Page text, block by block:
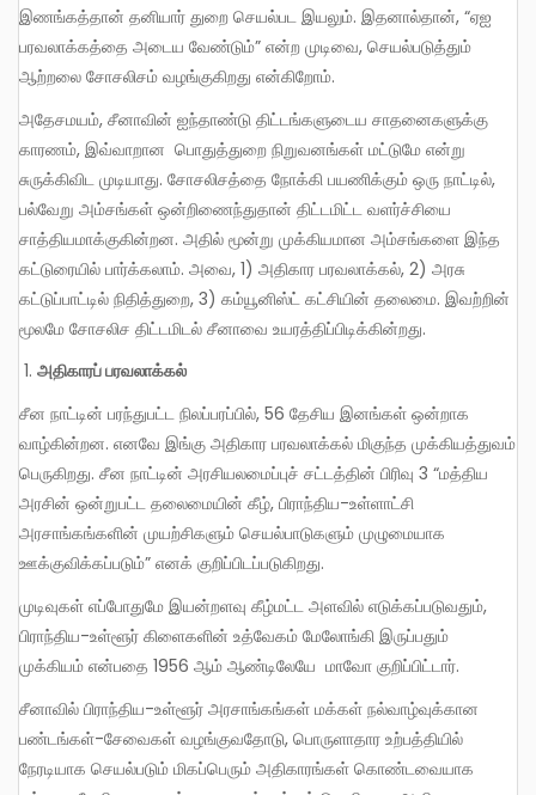
இணங்கத்தான் தனியார் துறை செயல்பட இயலும். இதனால்தான், “ஏஐ
பரவலாக்கத்தை அடைய வேண்டும்” என்ற முடிவை, செயல்படுத்தும்
ஆற்றலை சோசலிசம் வழங்குகிறது என்கிறோம்.
அதேசமயம், சீனாவின் ஐந்தாண்டு திட்டங்களுடைய சாதனைகளுக்கு
காரணம், இவ்வாறான பொதுத்துறை நிறுவனங்கள் மட்டுமே என்று
சுருக்கிவிட முடியாது. சோசலிசத்தை நோக்கி பயணிக்கும் ஒரு நாட்டில்,
பல்வேறு அம்சங்கள் ஒன்றிணைந்துதான் திட்டமிட்ட வளர்ச்சியை
சாத்தியமாக்குகின்றன. அதில் மூன்று முக்கியமான அம்சங்களை இந்த
கட்டுரையில் பார்க்கலாம். அவை, 1) அதிகார பரவலாக்கல், 2) அரசு
கட்டுப்பாட்டில் நிதித்துறை, 3) கம்யூனிஸ்ட் கட்சியின் தலைமை. இவற்றின்
மூலமே சோசலிச திட்டமிடல் சீனாவை உயரத்திப்பிடிக்கின்றது.
அதிகாரப் பரவலாக்கல்
சீன நாட்டின் பரந்துபட்ட நிலப்பரப்பில், 56 தேசிய இனங்கள் ஒன்றாக
வாழ்கின்றன. எனவே இங்கு அதிகார பரவலாக்கல் மிகுந்த முக்கியத்துவம்
பெருகிறது. சீன நாட்டின் அரசியலமைப்புச் சட்டத்தின் பிரிவு 3 “மத்திய
அரசின் ஒன்றுபட்ட தலைமையின் கீழ், பிராந்திய-உள்ளாட்சி
அரசாங்கங்களின் முயற்சிகளும் செயல்பாடுகளும் முழுமையாக
ஊக்குவிக்கப்படும்” எனக் குறிப்பிடப்படுகிறது.
முடிவுகள் எப்போதுமே இயன்றளவு கீழ்மட்ட அளவில் எடுக்கப்படுவதும்,
பிராந்திய-உள்ளூர் கிளைகளின் உத்வேகம் மேலோங்கி இருப்பதும்
முக்கியம் என்பதை 1956 ஆம் ஆண்டிலேயே மாவோ குறிப்பிட்டார்.
சீனாவில் பிராந்திய-உள்ளூர் அரசாங்கங்கள் மக்கள் நல்வாழ்வுக்கான
பண்டங்கள்-சேவைகள் வழங்குவதோடு, பொருளாதார உற்பத்தியில்
நேரடியாக செயல்படும் மிகப்பெரும் அதிகாரங்கள் கொண்டவையாக